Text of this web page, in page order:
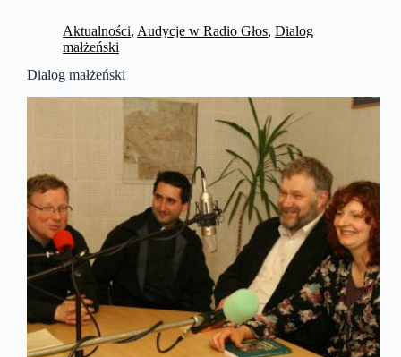
Aktualności, Audycje w Radio Głos, Dialog
małżeński
Dialog małżeński